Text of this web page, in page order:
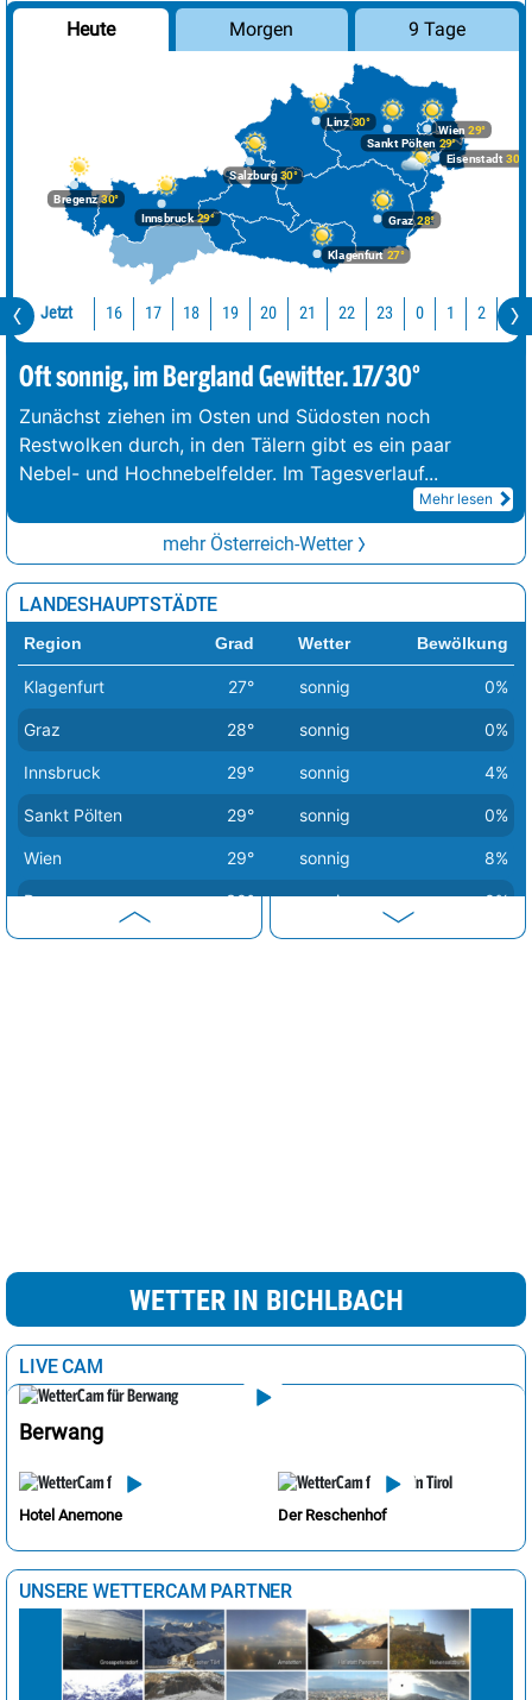
Heute Morgen 9 Tage
Bregenz30°
Graz28°
Innsbruck29°
Klagenfurt 27°
Linz30°
Salzburg30°
Wien 29°
Eisenstadt 30°
Sankt Pölten 29°
Jetzt 16 17 18 19 20 21 22 23 0 1 2 3
Oft sonnig, im Bergland Gewitter. 17/30°
Zunächst ziehen im Osten und Südosten noch
Restwolken durch, in den Tälern gibt es ein paar
Nebel- und Hochnebelfelder. Im Tagesverlauf...
Mehr lesen
mehr Österreich-Wetter
LANDESHAUPTSTÄDTE
Region Grad Wetter Bewölkung
Klagenfurt 27° sonnig 0%
Graz 28° sonnig 0%
Innsbruck 29° sonnig 4%
Sankt Pölten 29° sonnig 0%
Wien 29° sonnig 8%
Bregenz 30° sonnig 0%
Eisenstadt 30° heiter 13%
WETTER IN BICHLBACH
LIVE CAM
Berwang
Hotel Anemone Der Reschenhof
UNSERE WETTERCAM PARTNER